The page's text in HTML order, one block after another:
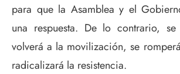
para que la Asamblea y el
una respuesta. De lo contrario,
volverá a la movilización, se
radicalizará la resistencia.